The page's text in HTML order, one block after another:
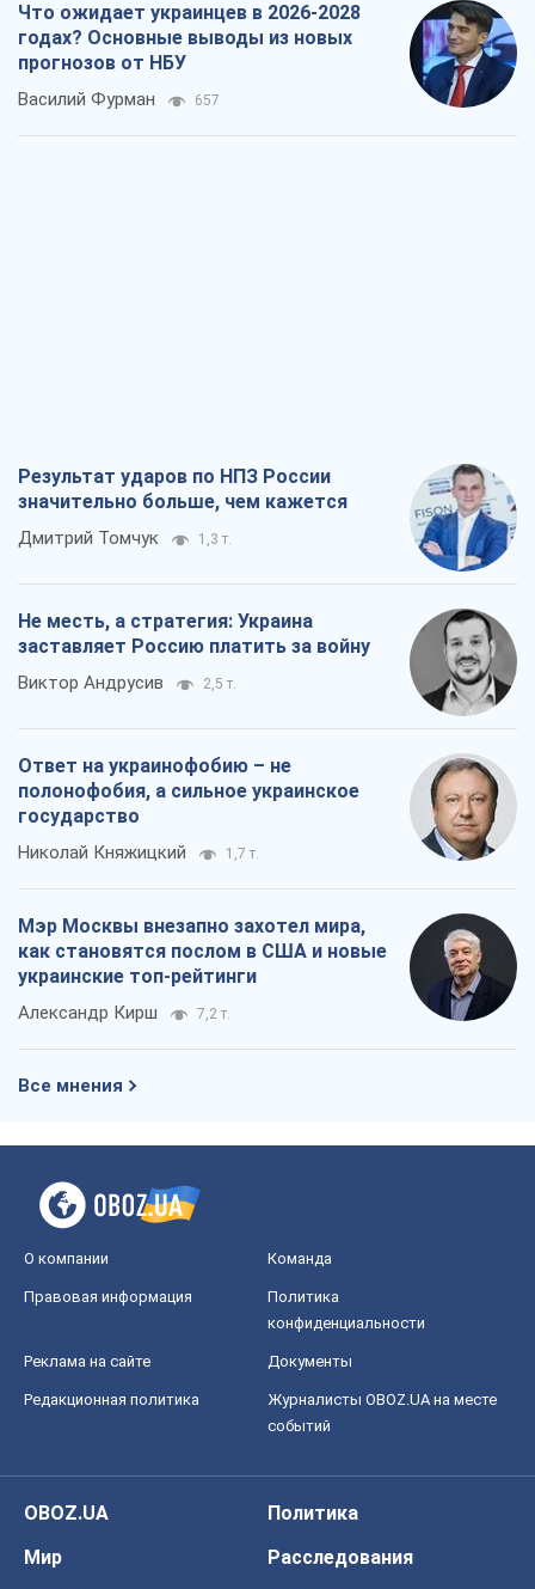
Что ожидает украинцев в 2026-2028
годах? Основные выводы из новых
прогнозов от НБУ
Василий Фурман 657
Результат ударов по НПЗ России
значительно больше, чем кажется
Дмитрий Томчук 1,3 т.
Не месть, а стратегия: Украина
заставляет Россию платить за войну
Виктор Андрусив 2,5 т.
Ответ на украинофобию – не
полонофобия, а сильное украинское
государство
Николай Княжицкий 1,7 т.
Мэр Москвы внезапно захотел мира,
как становятся послом в США и новые
украинские топ-рейтинги
Александр Кирш 7,2 т.
Все мнения
О компании Команда
Правовая информация
Политика
конфиденциальности
Реклама на сайте Документы
Редакционная политика
Журналисты OBOZ.UA на месте
событий
OBOZ.UA
Политика
Мир
Расследования